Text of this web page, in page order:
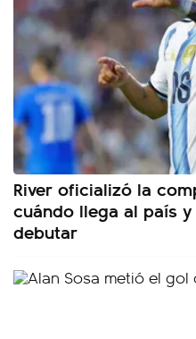
River oficializó la
cuándo llega al país
debutar